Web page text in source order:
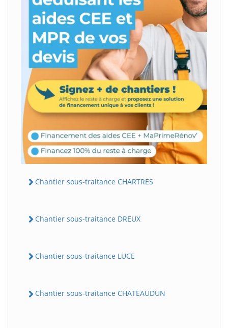
Chantier sous-traitance CHARTRES
Chantier sous-traitance DREUX
Chantier sous-traitance LUCE
Chantier sous-traitance CHATEAUDUN